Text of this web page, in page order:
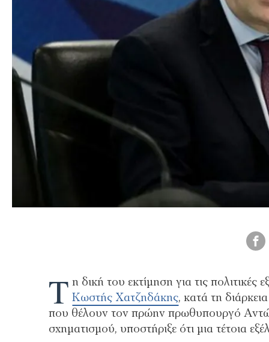
Τ η δική του εκτίμηση για τις πολιτικές
Κωστής Χατζηδάκης, κατά τη
που θέλουν τον πρώην πρωθυπουργό
σχηματισμού, υποστήριξε ότι μια τέτοια